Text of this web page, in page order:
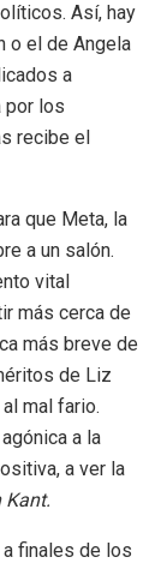
Así, hay
o el de Angela
a
por los
recibe el
que Meta, la
a un salón.
vital
más cerca de
más breve de
de Liz
mal fario.
a la
a ver la
Kant.
a finales de los